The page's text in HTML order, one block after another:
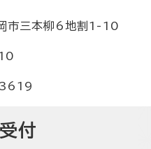
本柳6地割1-10
付